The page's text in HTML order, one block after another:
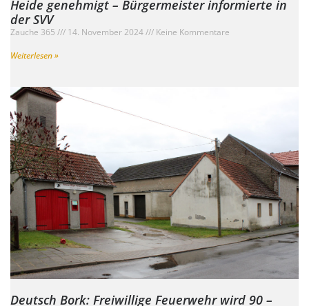
Heide genehmigt – Bürgermeister informierte in
der SVV
Zauche 365 14. November 2024
Keine Kommentare
Weiterlesen »
Deutsch Bork: Freiwillige Feuerwehr wird 90 –